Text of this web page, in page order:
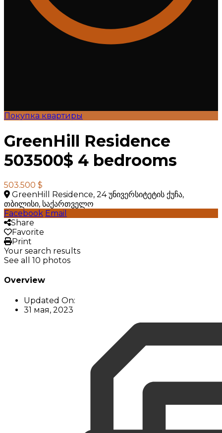
Покупка квартиры
GreenHill Residence
503500$ 4 bedrooms
503.500 $
GreenHill Residence, 24 უნივერსიტეტის ქუჩა,
თბილისი, საქართველო
Facebook Email
Share
Favorite
Print
Your search results
See all 10 photos
Overview
Updated On:
31 мая, 2023